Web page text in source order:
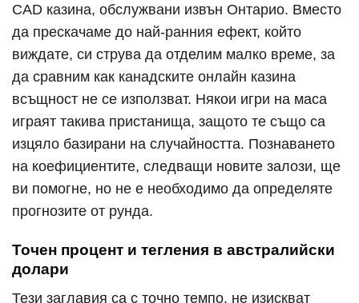
CAD казина, обслужвани извън Онтарио. Вместо
да прескачаме до най-ранния ефект, който
виждате, си струва да отделим малко време, за
да сравним как канадските онлайн казина
всъщност не се използват. Някои игри на маса
играят такива пристанища, защото те също са
изцяло базирани на случайността. Познаването
на коефициентите, следващи новите залози, ще
ви помогне, но не е необходимо да определяте
прогнозите от рунда.
Точен процент и тегления в австралийски
долари
Тези заглавия са с точно темпо, не изискват